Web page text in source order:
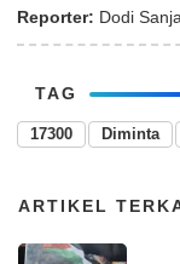
Reporter: Dodi
TAG
17300 Diminta
ARTIKEL